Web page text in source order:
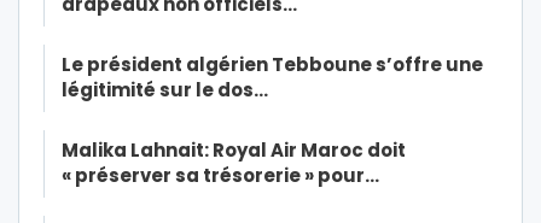
Le président algérien Tebboune s’offre une
légitimité sur le dos…
Malika Lahnait: Royal Air Maroc doit
« préserver sa trésorerie » pour…